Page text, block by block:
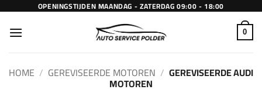
inhoud
OPENINGSTIJDEN MAANDAG - ZATERDAG 09:00 - 18:00
0
HOME / GEREVISEERDE MOTOREN / GEREVISEERDE AUDI
MOTOREN